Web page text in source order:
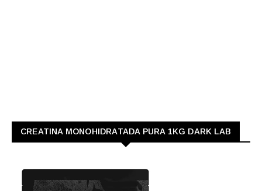
CREATINA MONOHIDRATADA PURA 1KG DARK LAB